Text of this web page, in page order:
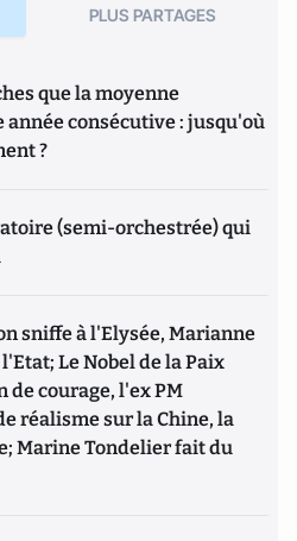
PLUS PARTAGES
que la moyenne
année consécutive : jusqu'où
?
(semi-orchestrée) qui
sniffe à l'Elysée, Marianne
Le Nobel de la Paix
de courage, l'ex PM
réalisme sur la Chine, la
Marine Tondelier fait du